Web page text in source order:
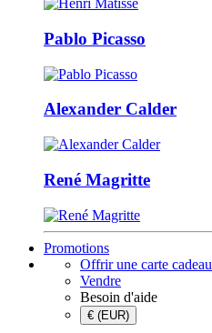
Pablo Picasso
Alexander Calder
René Magritte
Promotions
Offrir une carte cadeau
Vendre
Besoin d'aide
€ (EUR)